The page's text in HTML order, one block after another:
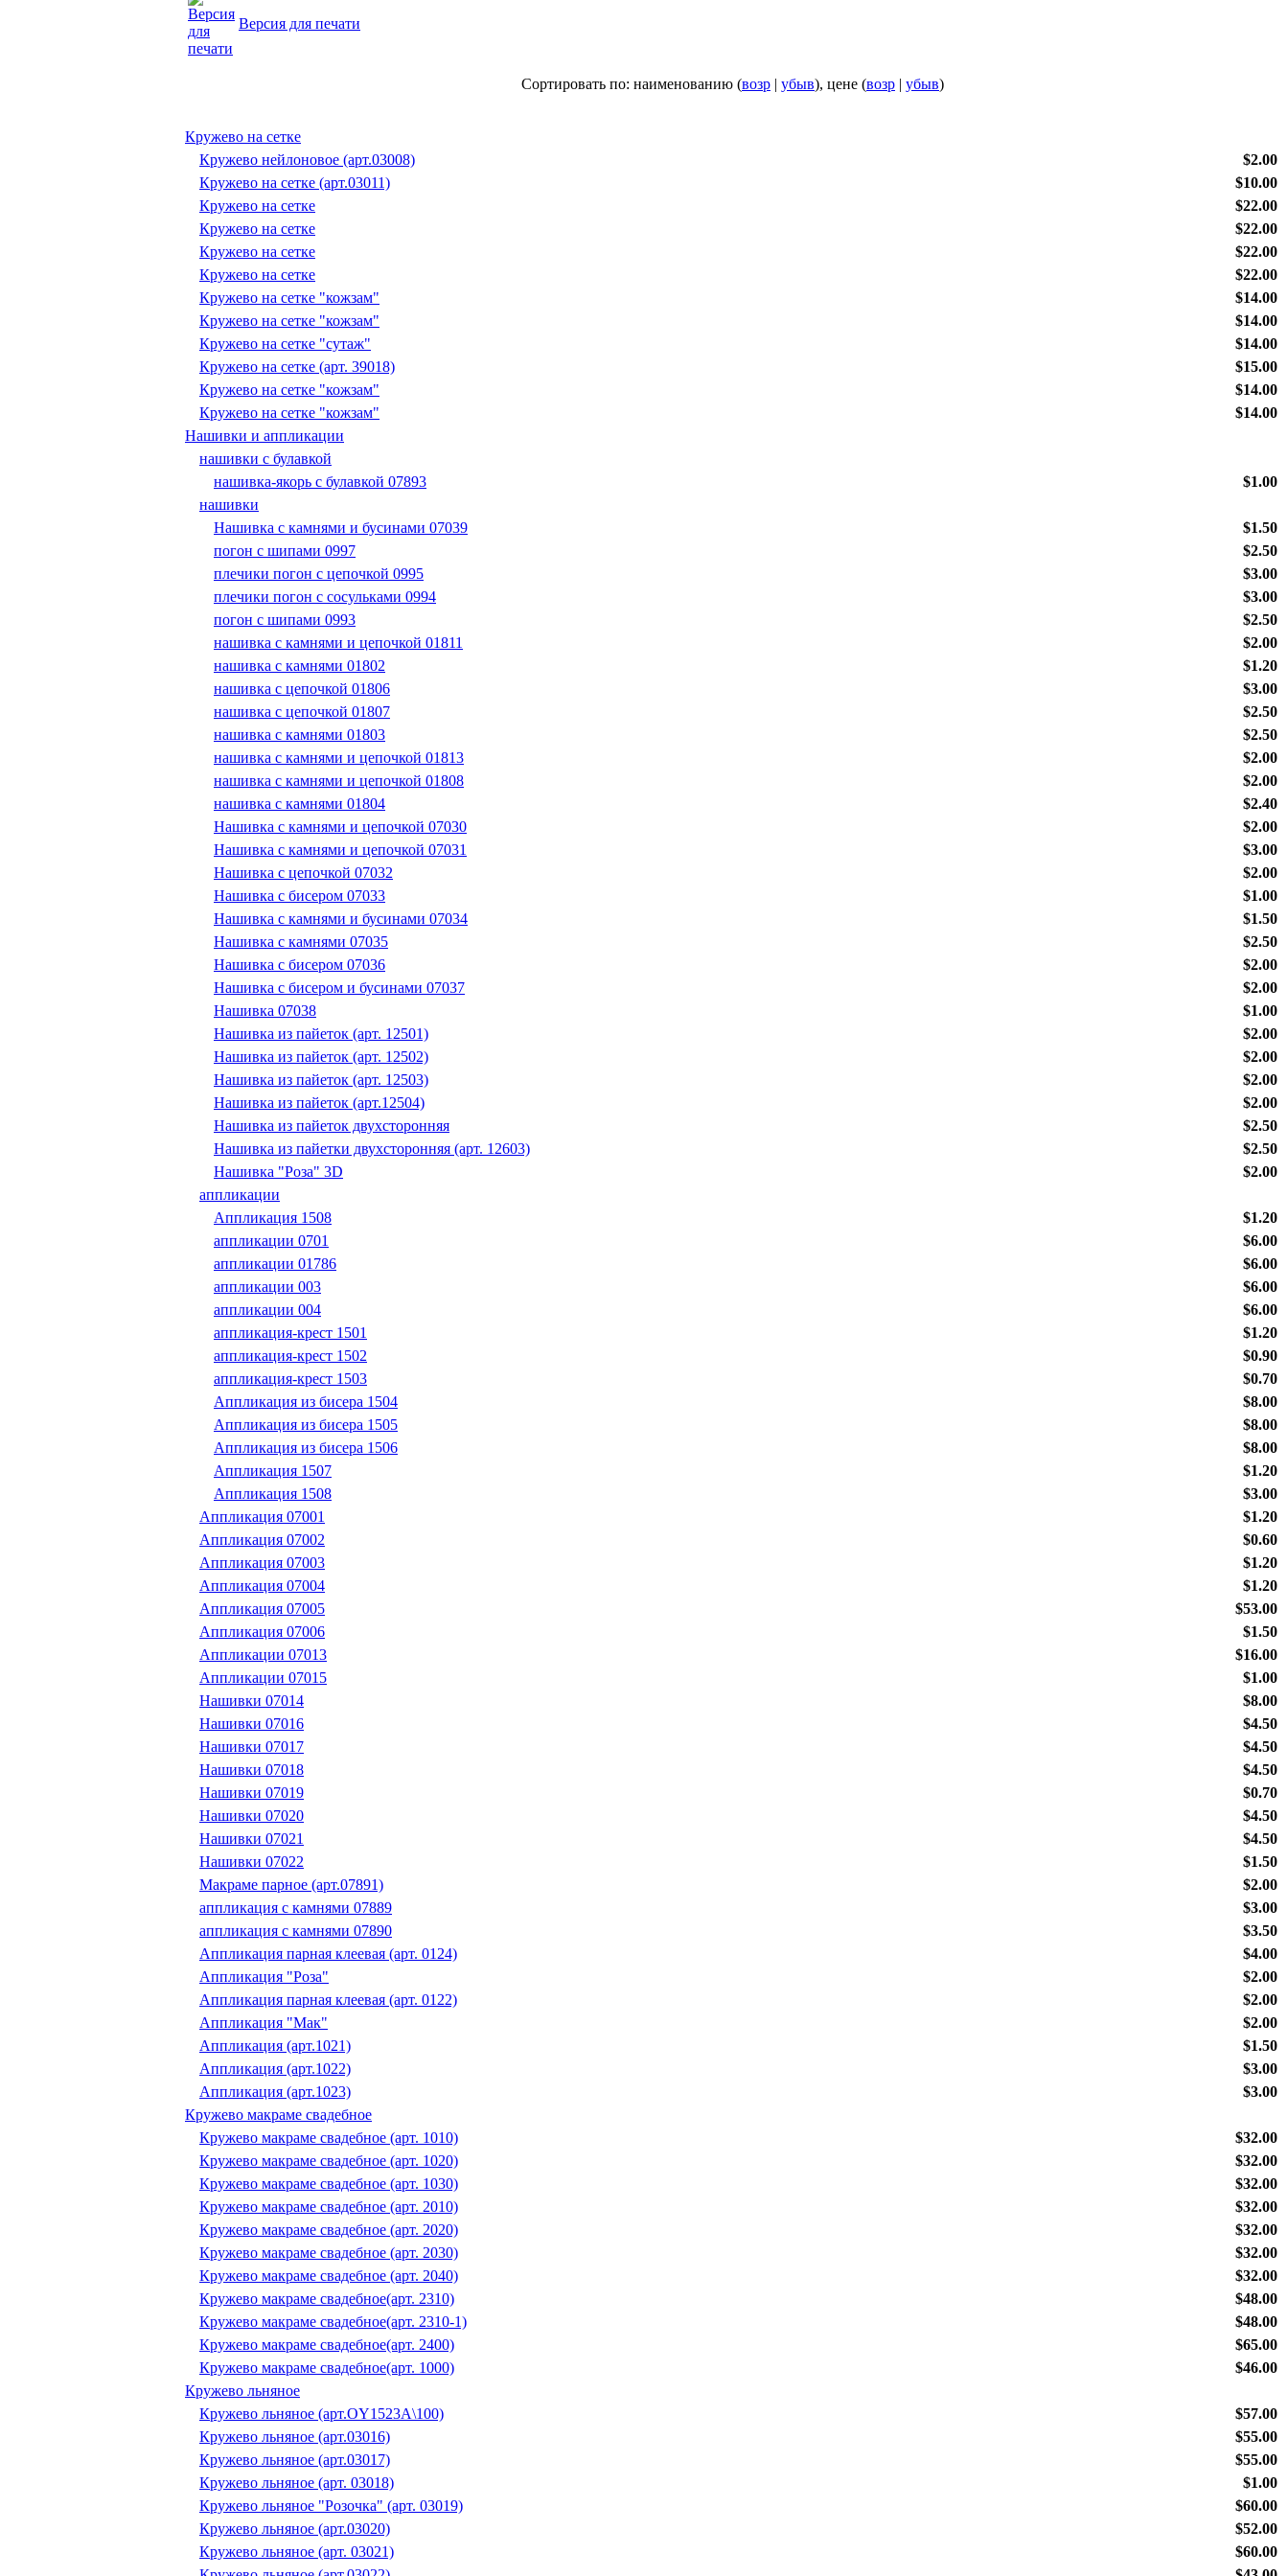
Версия для печати
Сортировать по: наименованию (возр | убыв), цене (возр | убыв)
Кружево на сетке
Кружево нейлоновое (арт.03008)
$2.00
Кружево на сетке (арт.03011)
$10.00
Кружево на сетке
$22.00
Кружево на сетке
$22.00
Кружево на сетке
$22.00
Кружево на сетке
$22.00
Кружево на сетке "кожзам"
$14.00
Кружево на сетке "кожзам"
$14.00
Кружево на сетке "сутаж"
$14.00
Кружево на сетке (арт. 39018)
$15.00
Кружево на сетке "кожзам"
$14.00
Кружево на сетке "кожзам"
$14.00
Нашивки и аппликации
нашивки с булавкой
нашивка-якорь с булавкой 07893
$1.00
нашивки
Нашивка с камнями и бусинами 07039
$1.50
погон с шипами 0997
$2.50
плечики погон с цепочкой 0995
$3.00
плечики погон с сосульками 0994
$3.00
погон с шипами 0993
$2.50
нашивка с камнями и цепочкой 01811
$2.00
нашивка с камнями 01802
$1.20
нашивка с цепочкой 01806
$3.00
нашивка с цепочкой 01807
$2.50
нашивка с камнями 01803
$2.50
нашивка с камнями и цепочкой 01813
$2.00
нашивка с камнями и цепочкой 01808
$2.00
нашивка с камнями 01804
$2.40
Нашивка с камнями и цепочкой 07030
$2.00
Нашивка с камнями и цепочкой 07031
$3.00
Нашивка с цепочкой 07032
$2.00
Нашивка с бисером 07033
$1.00
Нашивка с камнями и бусинами 07034
$1.50
Нашивка с камнями 07035
$2.50
Нашивка с бисером 07036
$2.00
Нашивка с бисером и бусинами 07037
$2.00
Нашивка 07038
$1.00
Нашивка из пайеток (арт. 12501)
$2.00
Нашивка из пайеток (арт. 12502)
$2.00
Нашивка из пайеток (арт. 12503)
$2.00
Нашивка из пайеток (арт.12504)
$2.00
Нашивка из пайеток двухсторонняя
$2.50
Нашивка из пайетки двухсторонняя (арт. 12603)
$2.50
Нашивка "Роза" 3D
$2.00
аппликации
Аппликация 1508
$1.20
аппликации 0701
$6.00
аппликации 01786
$6.00
аппликации 003
$6.00
аппликации 004
$6.00
аппликация-крест 1501
$1.20
аппликация-крест 1502
$0.90
аппликация-крест 1503
$0.70
Аппликация из бисера 1504
$8.00
Аппликация из бисера 1505
$8.00
Аппликация из бисера 1506
$8.00
Аппликация 1507
$1.20
Аппликация 1508
$3.00
Аппликация 07001
$1.20
Аппликация 07002
$0.60
Аппликация 07003
$1.20
Аппликация 07004
$1.20
Аппликация 07005
$53.00
Аппликация 07006
$1.50
Аппликации 07013
$16.00
Аппликации 07015
$1.00
Нашивки 07014
$8.00
Нашивки 07016
$4.50
Нашивки 07017
$4.50
Нашивки 07018
$4.50
Нашивки 07019
$0.70
Нашивки 07020
$4.50
Нашивки 07021
$4.50
Нашивки 07022
$1.50
Макраме парное (арт.07891)
$2.00
аппликация с камнями 07889
$3.00
аппликация с камнями 07890
$3.50
Аппликация парная клеевая (арт. 0124)
$4.00
Аппликация "Роза"
$2.00
Аппликация парная клеевая (арт. 0122)
$2.00
Аппликация "Мак"
$2.00
Аппликация (арт.1021)
$1.50
Аппликация (арт.1022)
$3.00
Аппликация (арт.1023)
$3.00
Кружево макраме свадебное
Кружево макраме свадебное (арт. 1010)
$32.00
Кружево макраме свадебное (арт. 1020)
$32.00
Кружево макраме свадебное (арт. 1030)
$32.00
Кружево макраме свадебное (арт. 2010)
$32.00
Кружево макраме свадебное (арт. 2020)
$32.00
Кружево макраме свадебное (арт. 2030)
$32.00
Кружево макраме свадебное (арт. 2040)
$32.00
Кружево макраме свадебное(арт. 2310)
$48.00
Кружево макраме свадебное(арт. 2310-1)
$48.00
Кружево макраме свадебное(арт. 2400)
$65.00
Кружево макраме свадебное(арт. 1000)
$46.00
Кружево льняное
Кружево льняное (арт.OY1523A\100)
$57.00
Кружево льняное (арт.03016)
$55.00
Кружево льняное (арт.03017)
$55.00
Кружево льняное (арт. 03018)
$1.00
Кружево льняное "Розочка" (арт. 03019)
$60.00
Кружево льняное (арт.03020)
$52.00
Кружево льняное (арт. 03021)
$60.00